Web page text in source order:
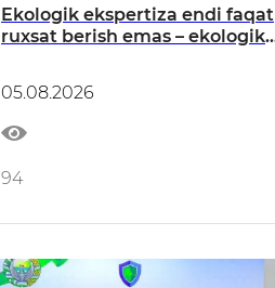
Ekologik ekspertiza endi faqat
ruxsat berish emas – ekologik
05.08.2026
94